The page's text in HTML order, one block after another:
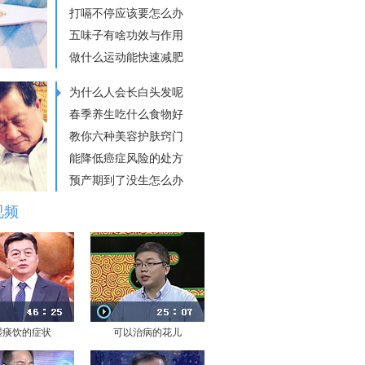
打嗝不停应该要怎么办
五味子有啥功效与作用
做什么运动能快速减肥
为什么人会长白头发呢
春季养生吃什么食物好
教你六种美容护肤窍门
能降低癌症风险的处方
预产期到了没生怎么办
频
痰饮的症状 可以治病的花儿